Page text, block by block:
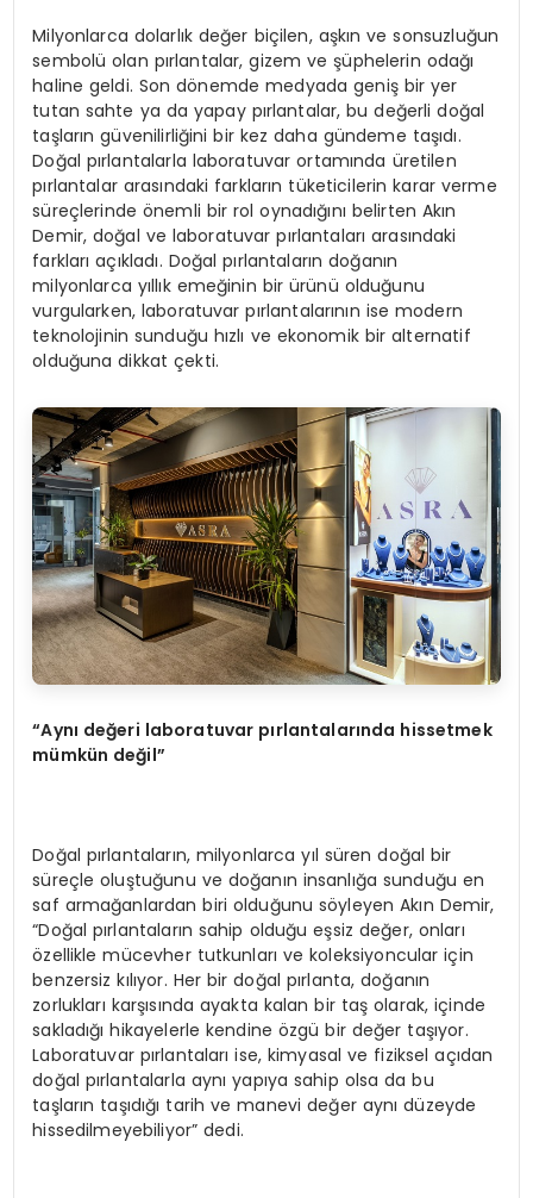
Milyonlarca dolarlık değer biçilen, aşkın ve sonsuzluğun
sembolü olan pırlantalar, gizem ve şüphelerin odağı
haline geldi. Son dönemde medyada geniş bir yer
tutan sahte ya da yapay pırlantalar, bu değerli doğal
taşların güvenilirliğini bir kez daha gündeme taşıdı.
Doğal pırlantalarla laboratuvar ortamında üretilen
pırlantalar arasındaki farkların tüketicilerin karar verme
süreçlerinde önemli bir rol oynadığını belirten Akın
Demir, doğal ve laboratuvar pırlantaları arasındaki
farkları açıkladı. Doğal pırlantaların doğanın
milyonlarca yıllık emeğinin bir ürünü olduğunu
vurgularken, laboratuvar pırlantalarının ise modern
teknolojinin sunduğu hızlı ve ekonomik bir alternatif
olduğuna dikkat çekti.
“Aynı değeri laboratuvar pırlantalarında hissetmek
mümkün değil”
Doğal pırlantaların, milyonlarca yıl süren doğal bir
süreçle oluştuğunu ve doğanın insanlığa sunduğu en
saf armağanlardan biri olduğunu söyleyen Akın Demir,
“Doğal pırlantaların sahip olduğu eşsiz değer, onları
özellikle mücevher tutkunları ve koleksiyoncular için
benzersiz kılıyor. Her bir doğal pırlanta, doğanın
zorlukları karşısında ayakta kalan bir taş olarak, içinde
sakladığı hikayelerle kendine özgü bir değer taşıyor.
Laboratuvar pırlantaları ise, kimyasal ve fiziksel açıdan
doğal pırlantalarla aynı yapıya sahip olsa da bu
taşların taşıdığı tarih ve manevi değer aynı düzeyde
hissedilmeyebiliyor” dedi.